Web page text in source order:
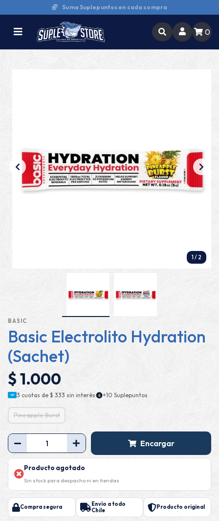
Compra y retira en tienda
0
1 / 2
BASIC
Basic Electrolito Hydration
(Sachet)
$ 1.000
MP 3 cuotas de $ 333 sin interés· $ +10 Suplepuntos
Pineapple Burst
Encargar
Producto agotado
Sin stock para despacho ni en tiendas
Compra segura
Envío a todo
Chile
Producto original